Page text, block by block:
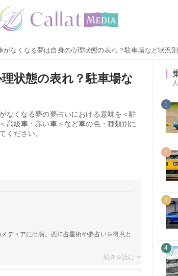
なくなる夢は自身の心理状態の表れ？駐車場など状況別
状態の表れ？駐車場な
なくなる夢の夢占いにおける意味を＜駐
高級車・赤い車＞など車の色・種類別に
ください。
ディアに出演。西洋占星術や夢占いを得意と
1
2
3
4